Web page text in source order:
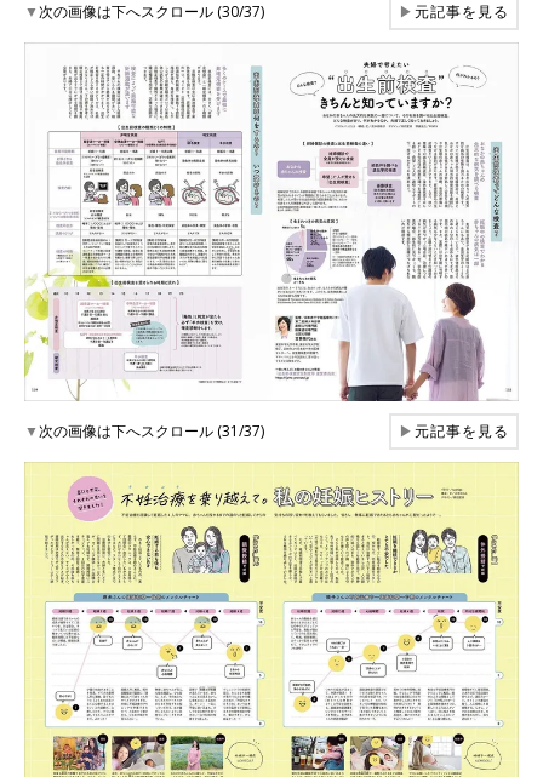
▼次の画像は下へスクロール (30/37) ▶元記事を見る
▼次の画像は下へスクロール (31/37) ▶元記事を見る